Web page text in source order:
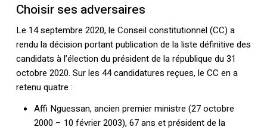
Choisir ses adversaires
Le 14 septembre 2020, le Conseil constitutionnel (CC) a
rendu la décision portant publication de la liste définitive des
candidats à l’élection du président de la république du 31
octobre 2020. Sur les 44 candidatures reçues, le CC en a
retenu quatre :
Affi Nguessan, ancien premier ministre (27 octobre
2000 – 10 février 2003), 67 ans et président de la